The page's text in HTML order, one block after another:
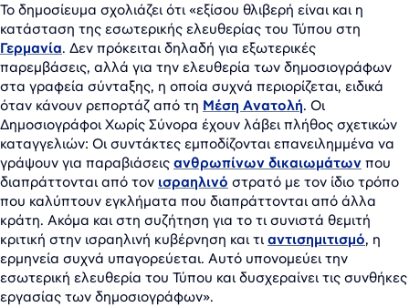
Το δημοσίευμα σχολιάζει ότι «εξίσου θλιβερή είναι και η
κατάσταση της εσωτερικής ελευθερίας του Τύπου στη
Γερμανία. Δεν πρόκειται δηλαδή για εξωτερικές
παρεμβάσεις, αλλά για την ελευθερία των δημοσιογράφων
στα γραφεία σύνταξης, η οποία συχνά περιορίζεται, ειδικά
όταν κάνουν ρεπορτάζ από τη Μέση Ανατολή. Οι
Δημοσιογράφοι Χωρίς Σύνορα έχουν λάβει πλήθος σχετικών
καταγγελιών: Οι συντάκτες εμποδίζονται επανειλημμένα να
γράψουν για παραβιάσεις ανθρωπίνων δικαιωμάτων που
διαπράττονται από τον ισραηλινό στρατό με τον ίδιο τρόπο
που καλύπτουν εγκλήματα που διαπράττονται από άλλα
κράτη. Ακόμα και στη συζήτηση για το τι συνιστά θεμιτή
κριτική στην ισραηλινή κυβέρνηση και τι αντισημιτισμό, η
ερμηνεία συχνά υπαγορεύεται. Αυτό υπονομεύει την
εσωτερική ελευθερία του Τύπου και δυσχεραίνει τις συνθήκες
εργασίας των δημοσιογράφων».